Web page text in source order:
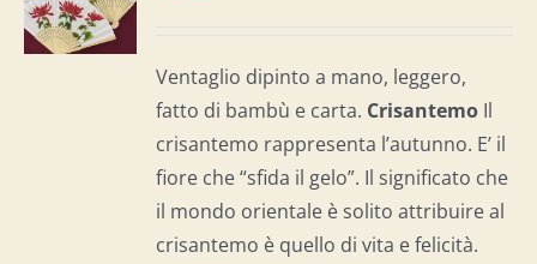
Ventaglio dipinto a mano, leggero,
fatto di bambù e carta. Crisantemo Il
crisantemo rappresenta l’autunno. E’ il
fiore che “sfida il gelo”. Il significato che
il mondo orientale è solito attribuire al
crisantemo è quello di vita e felicità.